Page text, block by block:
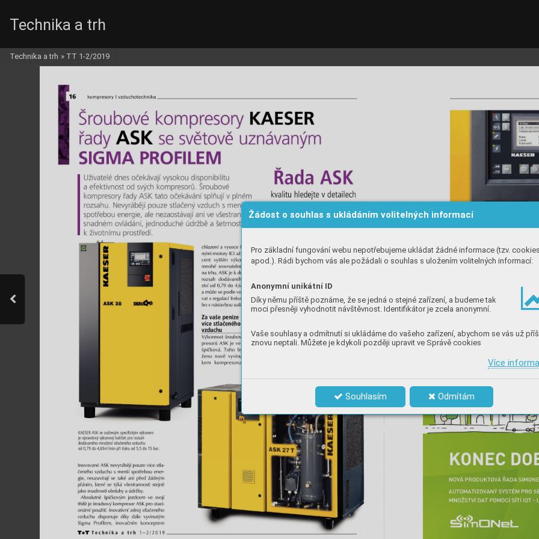
Žádost o souhlas s ukládáním volitelných informací
Pro základní fungování webu nepotřebujeme ukládat žádné informace (tzv.
apod.). Rádi bychom vás ale požádali o souhlas s uložením volitelných informací:
Anonymní unikátní ID
Díky němu příště poznáme, že se jedná o stejné zařízení, a budeme tak
moci přesněji vyhodnotit návštěvnost. Identifikátor je zcela anonymní.
Vaše souhlasy a odmítnutí si ukládáme do vašeho zařízení, abychom se vás už
znovu neptali. Můžete je kdykoli později upravit ve Správě cookies
Více
Souhlasím Odmítám
Technika a trh
Technika a trh » TT 1-2/2019